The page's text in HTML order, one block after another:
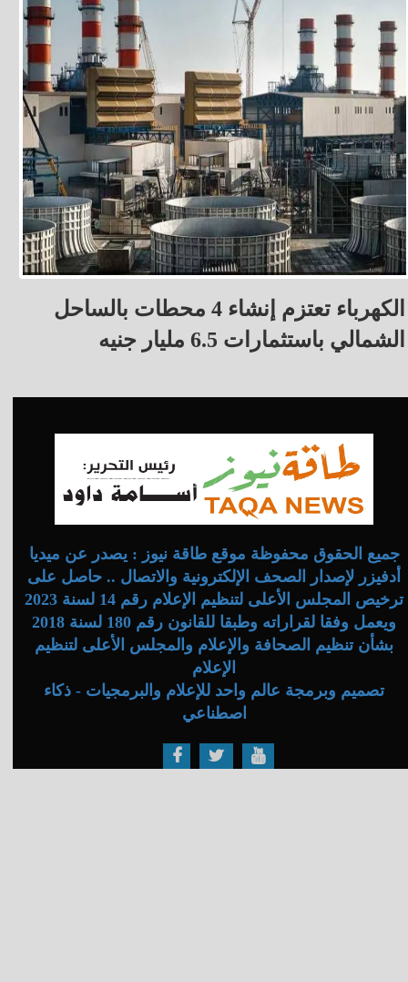
الكهرباء تعتزم إنشاء 4 محطات بالساحل
الشمالي باستثمارات 6.5 مليار جنيه
جميع الحقوق محفوظة موقع طاقة نيوز : يصدر عن ميديا
أدفيزر لإصدار الصحف الإلكترونية والاتصال .. حاصل على
ترخيص المجلس الأعلى لتنظيم الإعلام رقم 14 لسنة 2023
ويعمل وفقا لقراراته وطبقا للقانون رقم 180 لسنة 2018
بشأن تنظيم الصحافة والإعلام والمجلس الأعلى لتنظيم
الإعلام
تصميم وبرمجة عالم واحد للإعلام والبرمجيات - ذكاء
اصطناعي